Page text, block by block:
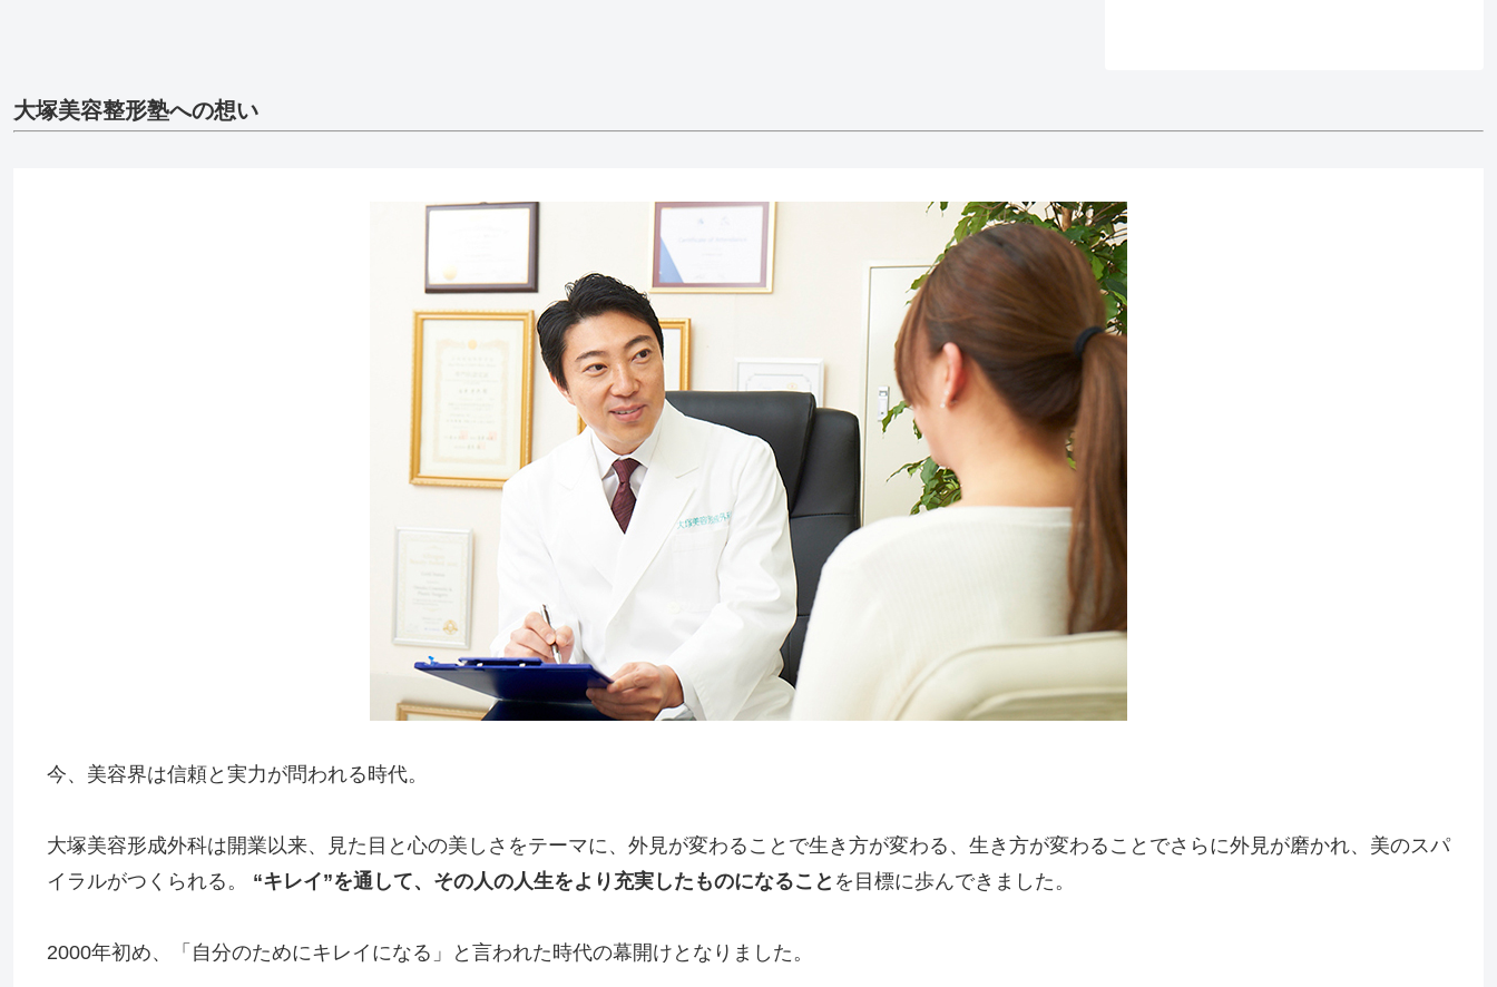
大塚美容整形塾への想い
今、美容界は信頼と実力が問われる時代。
大塚美容形成外科は開業以来、見た目と心の美しさをテーマに、外見が変わることで生き方が変わる、生き方が変わることでさらに外見が磨かれ、美のスパ
イラルがつくられる。 “キレイ”を通して、その人の人生をより充実したものになること を目標に歩んできました。
2000年初め、「自分のためにキレイになる」と言われた時代の幕開けとなりました。